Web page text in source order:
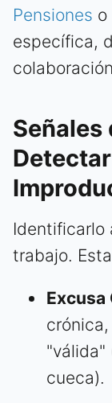
Pensiones o
específica,
Señales
Identificarlo
trabajo.
Excusa
"válida"
cueca).